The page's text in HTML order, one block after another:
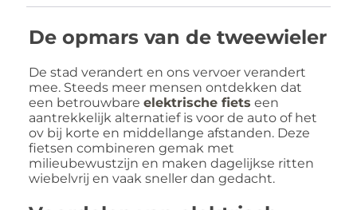
De opmars van de tweewieler
De stad verandert en ons vervoer verandert
mee. Steeds meer mensen ontdekken dat
een betrouwbare elektrische fiets een
aantrekkelijk alternatief is voor de auto of het
ov bij korte en middellange afstanden. Deze
fietsen combineren gemak met
milieubewustzijn en maken dagelijkse ritten
wiebelvrij en vaak sneller dan gedacht.